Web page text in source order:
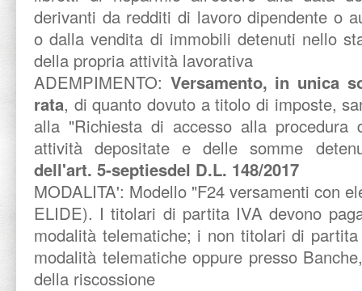
derivanti da redditi di lavoro dipendente o
o dalla vendita di immobili detenuti nello
della propria attività lavorativa
ADEMPIMENTO: Versamento, in unica
rata, di quanto dovuto a titolo di imposte,
alla "Richiesta di accesso alla procedura
attività depositate e delle somme
dell'art. 5-septiesdel D.L. 148/2017
MODALITA': Modello "F24 versamenti con
ELIDE). I titolari di partita IVA devono
modalità telematiche; i non titolari di
modalità telematiche oppure presso
della riscossione